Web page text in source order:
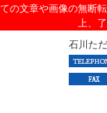
ての文章や画像の無断
上、
石川た